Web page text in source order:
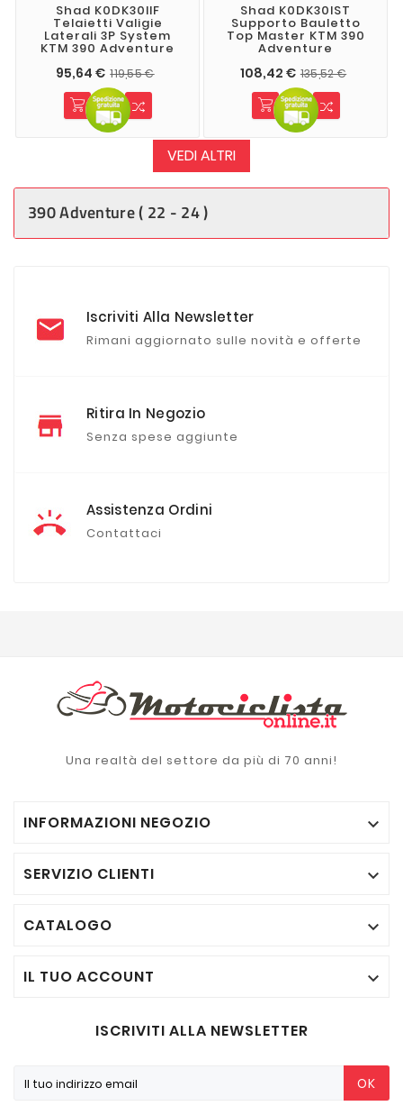
Shad K0DK30IIF
Telaietti Valigie
Laterali 3P System
KTM 390 Adventure
95,64 € 119,55 €
Shad K0DK30IST
Supporto Bauletto
Top Master KTM 390
Adventure
108,42 € 135,52 €
VEDI ALTRI
390 Adventure ( 22 - 24 )
Iscriviti Alla Newsletter
Rimani aggiornato sulle novità e offerte
Ritira In Negozio
Senza spese aggiunte
Assistenza Ordini
Contattaci
Una realtà del settore da più di 70 anni!
INFORMAZIONI NEGOZIO 
SERVIZIO CLIENTI 
CATALOGO 
IL TUO ACCOUNT 
ISCRIVITI ALLA NEWSLETTER
OK